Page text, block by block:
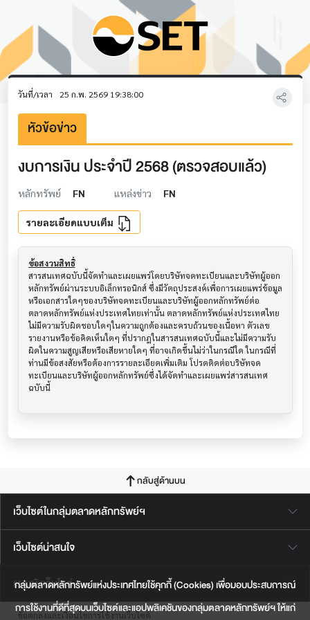
กลุ่มตลาดหลักทรัพย์แห่งประเทศไทยใช้คุกกี้ (Cookies) เพื่อมอบประสบการณ์
การใช้งานที่ดีที่สุดบนเว็บไซต์และแอปพลิเคชันของกลุ่มตลาดหลักทรัพย์ฯ ให้แก่
วันที่/เวลา 25 ก.พ. 2569 19:38:00
หัวข้อข่าว
งบการเงิน ประจำปี 2568 (ตรวจสอบแล้ว)
หลักทรัพย์ FN แหล่งข่าว FN
รายละเอียดแบบเต็ม
ข้อสงวนสิทธิ์
สารสนเทศฉบับนี้จัดทำและเผยแพร่โดยบริษัทจดทะเบียนและบริษัทผู้ออก
หลักทรัพย์ผ่านระบบอิเล็กทรอนิกส์ ซึ่งมีวัตถุประสงค์เพื่อการเผยแพร่ข้อมูล
หรือเอกสารใดๆของบริษัทจดทะเบียนและบริษัทผู้ออกหลักทรัพย์ต่อ
ตลาดหลักทรัพย์แห่งประเทศไทยเท่านั้น ตลาดหลักทรัพย์แห่งประเทศไทย
ไม่มีความรับผิดชอบใดๆในความถูกต้องและครบถ้วนของเนื้อหา ตัวเลข
รายงานหรือข้อคิดเห็นใดๆ ที่ปรากฎในสารสนเทศฉบับนี้และไม่มีความรับ
ผิดในความสูญเสียหรือเสียหายใดๆ ที่อาจเกิดขึ้นไม่ว่าในกรณีใด ในกรณีที่
ท่านมีข้อสงสัยหรือต้องการรายละเอียดเพิ่มเติม โปรดติดต่อบริษัทจด
ทะเบียนและบริษัทผู้ออกหลักทรัพย์ซึ่งได้จัดทำและเผยแพร่สารสนเทศ
ฉบับนี้
กลับสู่ด้านบน
เว็บไซต์ในกลุ่มตลาดหลักทรัพย์ฯ
เว็บไซต์น่าสนใจ
แผนผังเว็บไซต์
ข้อตกลงและเงื่อนไขการใช้งานเว็บไซต์